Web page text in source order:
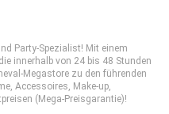
Party-Spezialist! Mit einem
innerhalb von 24 bis 48 Stunden
Megastore zu den führenden
Accessoires, Make-up,
(Mega-Preisgarantie)!